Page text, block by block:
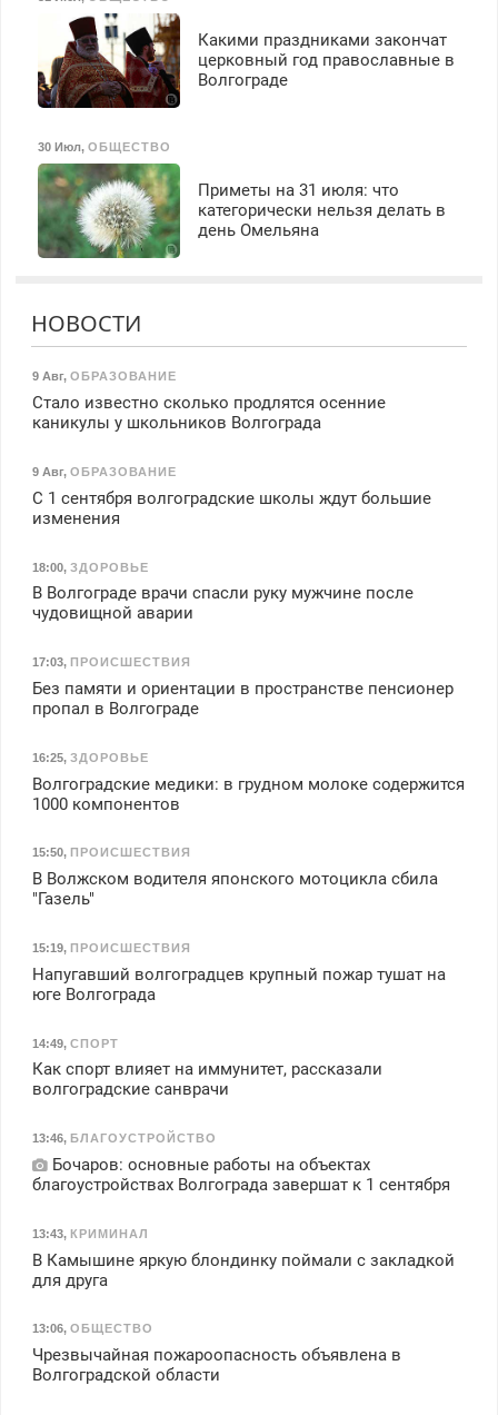
Какими праздниками закончат
церковный год православные в
Волгограде
30 Июл, ОБЩЕСТВО
Приметы на 31 июля: что
категорически нельзя делать в
день Омельяна
НОВОСТИ
9 Авг, ОБРАЗОВАНИЕ
Стало известно сколько продлятся осенние
каникулы у школьников Волгограда
9 Авг, ОБРАЗОВАНИЕ
С 1 сентября волгоградские школы ждут большие
изменения
18:00, ЗДОРОВЬЕ
В Волгограде врачи спасли руку мужчине после
чудовищной аварии
17:03, ПРОИСШЕСТВИЯ
Без памяти и ориентации в пространстве пенсионер
пропал в Волгограде
16:25, ЗДОРОВЬЕ
Волгоградские медики: в грудном молоке содержится
1000 компонентов
15:50, ПРОИСШЕСТВИЯ
В Волжском водителя японского мотоцикла сбила
"Газель"
15:19, ПРОИСШЕСТВИЯ
Напугавший волгоградцев крупный пожар тушат на
юге Волгограда
14:49, СПОРТ
Как спорт влияет на иммунитет, рассказали
волгоградские санврачи
13:46, БЛАГОУСТРОЙСТВО
Бочаров: основные работы на объектах
благоустройствах Волгограда завершат к 1 сентября
13:43, КРИМИНАЛ
В Камышине яркую блондинку поймали с закладкой
для друга
13:06, ОБЩЕСТВО
Чрезвычайная пожароопасность объявлена в
Волгоградской области